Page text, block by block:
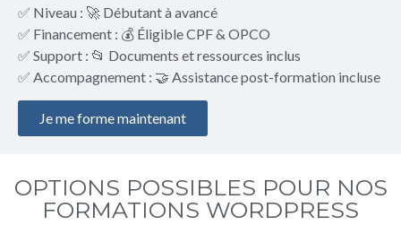
✅ Niveau : 🚀 Débutant à avancé
✅ Financement : 💰 Éligible CPF & OPCO
✅ Support : 📂 Documents et ressources inclus
✅ Accompagnement : 🤝 Assistance post-formation incluse
Je me forme maintenant
OPTIONS POSSIBLES POUR NOS
FORMATIONS WORDPRESS